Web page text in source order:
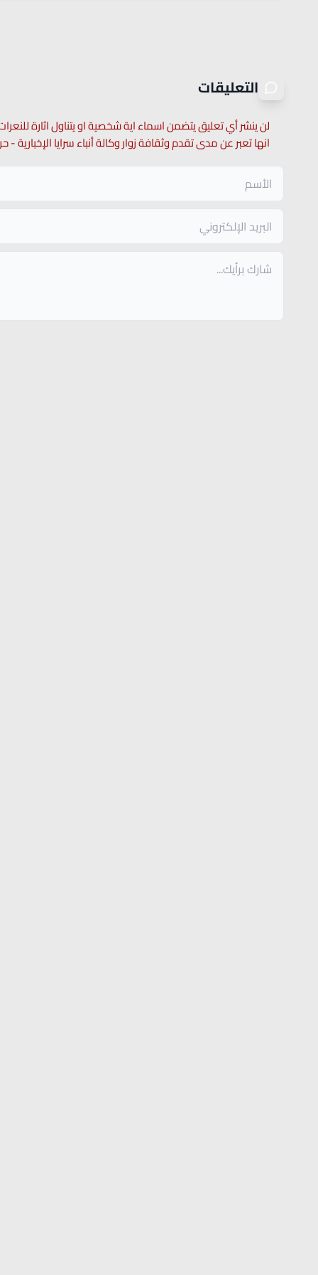
التعليقات
لن ينشر أي تعليق يتضمن اسماء اية شخصية او يتناول اثارة
انها تعبر عن مدى تقدم وثقافة زوار وكالة أنباء سرايا